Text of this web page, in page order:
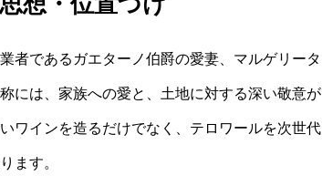
者であるガエターノ伯爵の愛妻、マルゲリータ
には、家族への愛と、土地に対する深い敬意が
ワインを造るだけでなく、テロワールを次世代
ます。